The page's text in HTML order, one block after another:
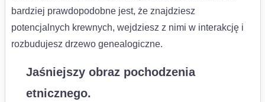
bardziej prawdopodobne jest, że znajdziesz
potencjalnych krewnych, wejdziesz z nimi w interakcję i
rozbudujesz drzewo genealogiczne.
Jaśniejszy obraz pochodzenia
etnicznego.